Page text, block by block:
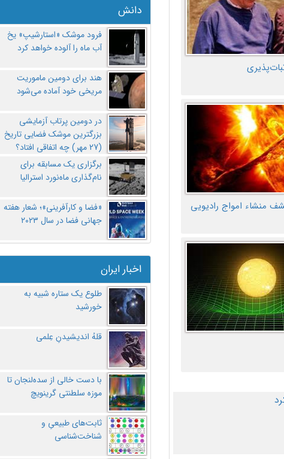
منشاء امواج رادیویی
دانش
فرود موشک «استارشیپ» یخ
آب ماه را آلوده خواهد کرد
هند برای دومین ماموریت
مریخی خود آماده می‌شود
در دومین پرتاب آزمایشی
بزرگترین موشک فضایی تاریخ
(27 مهر‌) چه اتفاقی افتاد؟
برگزاری یک مسابقه برای
نام‌گذاری ماه‌نورد استرالیا
«فضا و کارآفرینی»؛ شعار هفته
جهانی فضا در سال ۲۰۲۳
اخبار ایران
طلوع یک ستاره شبیه به
خورشید
قلهُ اندیشیدنِ عِلمی
با دست خالی از سده‌لنجان تا
موزه سلطنتی گرینویچ
ثابت‌های طبیعیِ و
شناخت‌شناسی